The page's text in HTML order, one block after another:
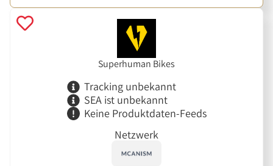
Superhuman Bikes
Tracking unbekannt
SEA ist unbekannt
Keine Produktdaten-Feeds
Netzwerk